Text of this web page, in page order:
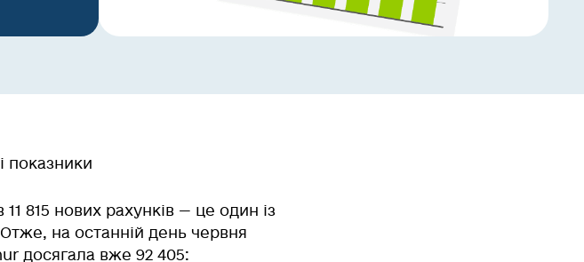
показники
11 815 нових рахунків — це один із
Отже, на останній день червня
досягала вже 92 405: